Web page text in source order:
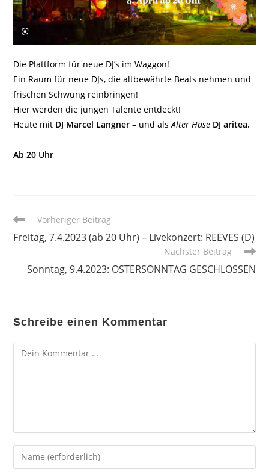
Die Plattform für neue DJ’s im Waggon!
Ein Raum für neue DJs, die altbewährte Beats nehmen und
frischen Schwung reinbringen!
Hier werden die jungen Talente entdeckt!
Heute mit DJ Marcel Langner– und alsAlter Hase DJ aritea.
Ab 20 Uhr
Weitere
ansehen
Vorheriger Beitrag
Freitag, 7.4.2023 (ab 20 Uhr) – Livekonzert: REEVES (D)
Nächster Beitrag
Sonntag, 9.4.2023: OSTERSONNTAG GESCHLOSSEN
Schreibe einen Kommentar
Kommentar
Gib
deinen